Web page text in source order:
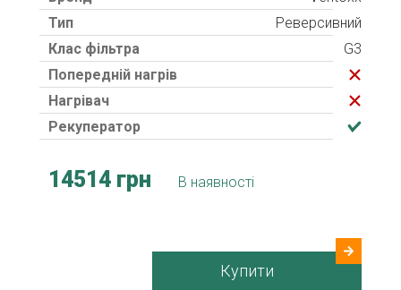
Тип
Реверсивний
Клас фільтра
G3
Попередній нагрів
Нагрівач
Рекуператор
14514 грн В наявності
Купити